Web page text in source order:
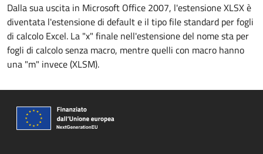
Dalla sua uscita in Microsoft Office 2007, l'estensione XLSX è
diventata l'estensione di default e il tipo file standard per fogli
di calcolo Excel. La "x" finale nell'estensione del nome sta per
fogli di calcolo senza macro, mentre quelli con macro hanno
una "m" invece (XLSM).